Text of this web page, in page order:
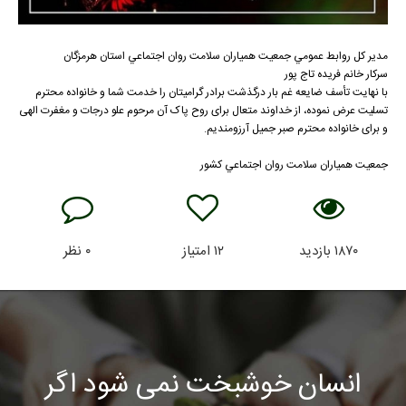
مدير كل روابط عمومي جمعيت همياران سلامت روان اجتماعي استان هرمزگان
سركار خانم فريده تاج پور
با نهایت تأسف ضایعه غم بار درگذشت برادر گرامیتان را خدمت شما و خانواده محترم
تسلیت عرض نموده، از خداوند متعال برای روح پاک آن مرحوم علو درجات و مغفرت الهی
و برای خانواده محترم صبر جمیل آرزومندیم.
جمعيت همياران سلامت روان اجتماعي كشور
۱۸۷۰بازدید ۱۲ امتیاز ۰ نظر
انسان خوشبخت نمی شود اگر